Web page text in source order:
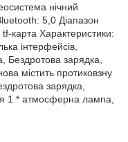
нічний
5,0 Діапазон
карта Характеристики:
інтерфейсів,
Бездротова зарядка,
містить протиковзну
зарядка,
1 * атмосферна лампа,